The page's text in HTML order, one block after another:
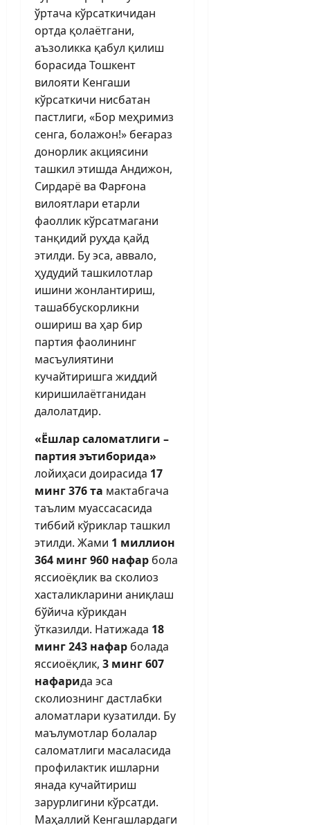
ўртача кўрсаткичидан
ортда қолаётгани,
аъзоликка қабул қилиш
борасида Тошкент
вилояти Кенгаши
кўрсаткичи нисбатан
пастлиги, «Бор меҳримиз
сенга, болажон!» беғараз
донорлик акциясини
ташкил этишда Андижон,
Сирдарё ва Фарғона
вилоятлари етарли
фаоллик кўрсатмагани
танқидий руҳда қайд
этилди. Бу эса, аввало,
ҳудудий ташкилотлар
ишини жонлантириш,
ташаббускорликни
ошириш ва ҳар бир
партия фаолининг
масъулиятини
кучайтиришга жиддий
киришилаётганидан
далолатдир.
«Ёшлар саломатлиги –
партия эътиборида»
лойиҳаси доирасида 17
минг 376 та мактабгача
таълим муассасасида
тиббий кўриклар ташкил
этилди. Жами 1 миллион
364 минг 960 нафар бола
яссиоёқлик ва сколиоз
хасталикларини аниқлаш
бўйича кўрикдан
ўтказилди. Натижада 18
минг 243 нафар болада
яссиоёқлик, 3 минг 607
нафарида эса
сколиознинг дастлабки
аломатлари кузатилди. Бу
маълумотлар болалар
саломатлиги масаласида
профилактик ишларни
янада кучайтириш
зарурлигини кўрсатди.
Маҳаллий Кенгашлардаги